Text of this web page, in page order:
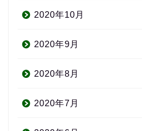
2020年10月
2020年9月
2020年8月
2020年7月